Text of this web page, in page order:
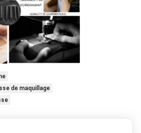
de maquillage